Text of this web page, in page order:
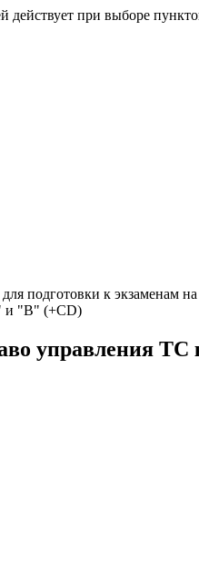
действует при выборе
подготовки к
управления